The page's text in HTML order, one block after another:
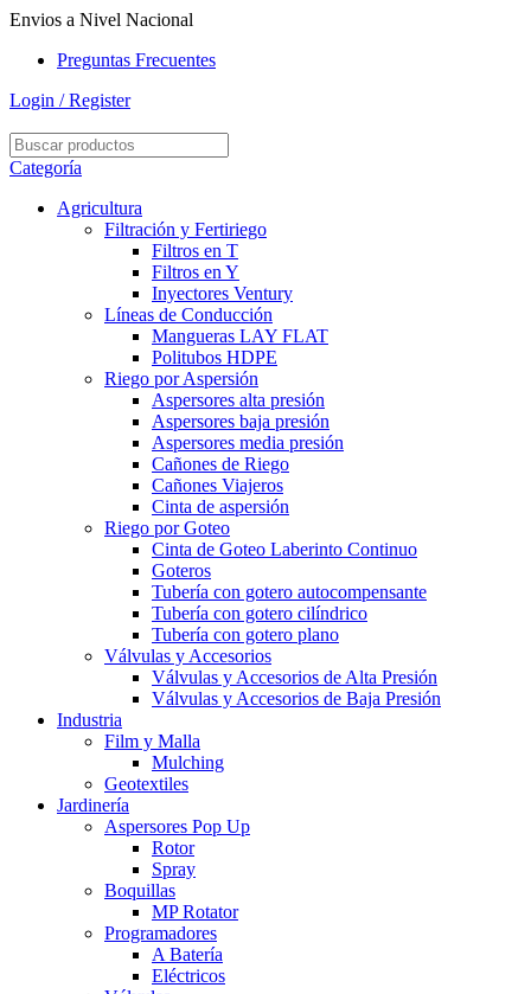
Envios a Nivel Nacional
Preguntas Frecuentes
Login / Register
Categoría
Agricultura
Filtración y Fertiriego
Filtros en T
Filtros en Y
Inyectores Ventury
Líneas de Conducción
Mangueras LAY FLAT
Politubos HDPE
Riego por Aspersión
Aspersores alta presión
Aspersores baja presión
Aspersores media presión
Cañones de Riego
Cañones Viajeros
Cinta de aspersión
Riego por Goteo
Cinta de Goteo Laberinto Continuo
Goteros
Tubería con gotero autocompensante
Tubería con gotero cilíndrico
Tubería con gotero plano
Válvulas y Accesorios
Válvulas y Accesorios de Alta Presión
Válvulas y Accesorios de Baja Presión
Industria
Film y Malla
Mulching
Geotextiles
Jardinería
Aspersores Pop Up
Rotor
Spray
Boquillas
MP Rotator
Programadores
A Batería
Eléctricos